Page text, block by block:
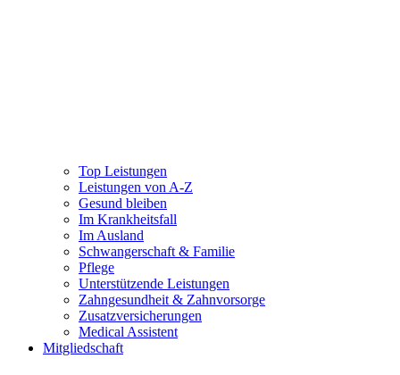
Top Leistungen
Leistungen von A-Z
Gesund bleiben
Im Krankheitsfall
Im Ausland
Schwangerschaft & Familie
Pflege
Unterstützende Leistungen
Zahngesundheit & Zahnvorsorge
Zusatzversicherungen
Medical Assistent
Mitgliedschaft